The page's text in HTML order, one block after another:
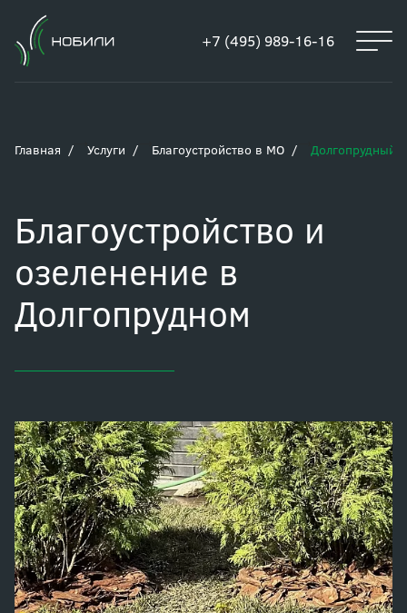
+7 (495) 989-16-16
Главная Услуги Благоустройство в МО Долгопрудный
Благоустройство и
озеленение в
Долгопрудном